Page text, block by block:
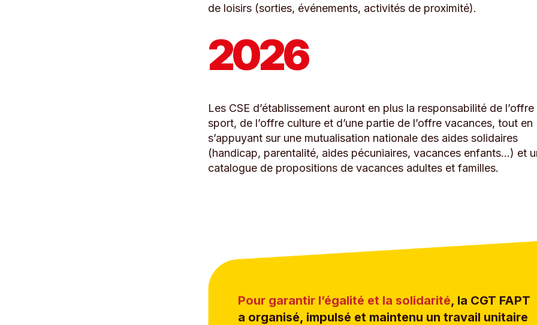
de loisirs (sorties, événements, activités de proximité).
2026
Les CSE d’établissement auront en plus la responsabilité de l’offre
sport, de l’offre culture et d’une partie de l’offre vacances, tout en
s’appuyant sur une mutualisation nationale des aides solidaires
(handicap, parentalité, aides pécuniaires, vacances enfants…) et
catalogue de propositions de vacances adultes et familles.
Pour garantir l’égalité et la solidarité, la CGT FAPT
a organisé, impulsé et maintenu un travail unitaire